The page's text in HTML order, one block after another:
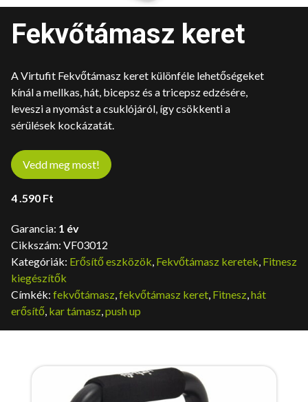
Fekvőtámasz keret
A Virtufit Fekvőtámasz keret különféle lehetőségeket
kínál a mellkas, hát, bicepsz és a tricepsz edzésére,
leveszi a nyomást a csuklójáról, így csökkenti a
sérülések kockázatát.
Vedd meg most!
4 .590 Ft
Garancia: 1 év
Cikkszám: VF03012
Kategóriák: Erősítő eszközök, Fekvőtámasz keretek, Fitnesz
kiegészítők
Címkék: fekvőtámasz,fekvőtámasz keret, Fitnesz,hát
erősítő, kar támasz,push up